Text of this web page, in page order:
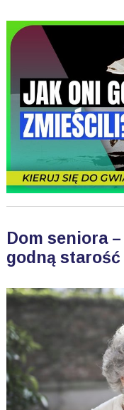
Dom seniora
godną starość